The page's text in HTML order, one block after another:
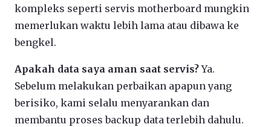
kompleks seperti servis motherboard mungkin
memerlukan waktu lebih lama atau dibawa ke
bengkel.
Apakah data saya aman saat servis?Ya.
Sebelum melakukan perbaikan apapun yang
berisiko, kami selalu menyarankan dan
membantu proses backup data terlebih dahulu.